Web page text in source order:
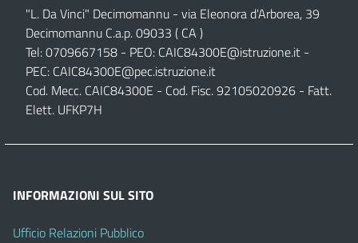
"L. Da Vinci" Decimomannu - via Eleonora d'Arborea, 39
Decimomannu C.a.p. 09033 ( CA )
Tel: 0709667158 - PEO: CAIC84300E@istruzione.it -
PEC: CAIC84300E@pec.istruzione.it
Cod. Mecc. CAIC84300E - Cod. Fisc. 92105020926 - Fatt.
Elett. UFKP7H
INFORMAZIONI SUL SITO
Ufficio Relazioni Pubblico